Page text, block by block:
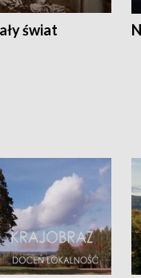
świat